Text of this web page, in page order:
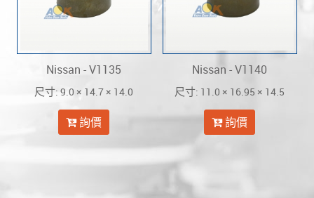
Nissan - V1135
尺寸: 9.0 × 14.7 × 14.0
詢價
Nissan - V1140
尺寸: 11.0 × 16.95 × 14.5
詢價